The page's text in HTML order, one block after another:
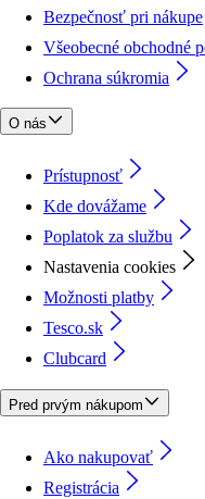
Bezpečnosť pri nákupe
Všeobecné obchodné
Ochrana súkromia
O nás
Prístupnosť
Kde dovážame
Poplatok za službu
Nastavenia cookies
Možnosti platby
Tesco.sk
Clubcard
Pred prvým nákupom
Ako nakupovať
Registrácia